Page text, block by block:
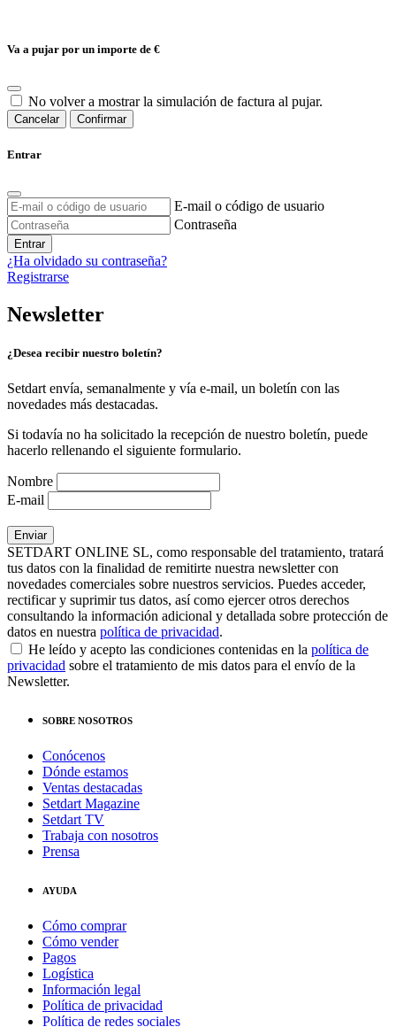
Va a pujar por un importe de €
No volver a mostrar la simulación de factura al pujar.
Cancelar Confirmar
Entrar
E-mail o código de usuario
Contraseña
Entrar
¿Ha olvidado su contraseña?
Registrarse
Newsletter
¿Desea recibir nuestro boletín?
Setdart envía, semanalmente y vía e-mail, un boletín con las
novedades más destacadas.
Si todavía no ha solicitado la recepción de nuestro boletín, puede
hacerlo rellenando el siguiente formulario.
Nombre
E-mail
SETDART ONLINE SL, como responsable del tratamiento, tratará
tus datos con la finalidad de remitirte nuestra newsletter con
novedades comerciales sobre nuestros servicios. Puedes acceder,
rectificar y suprimir tus datos, así como ejercer otros derechos
consultando la información adicional y detallada sobre protección de
datos en nuestra política de privacidad.
He leído y acepto las condiciones contenidas en la política de
privacidad sobre el tratamiento de mis datos para el envío de la
Newsletter.
SOBRE NOSOTROS
Conócenos
Dónde estamos
Ventas destacadas
Setdart Magazine
Setdart TV
Trabaja con nosotros
Prensa
AYUDA
Cómo comprar
Cómo vender
Pagos
Logística
Información legal
Política de privacidad
Política de redes sociales